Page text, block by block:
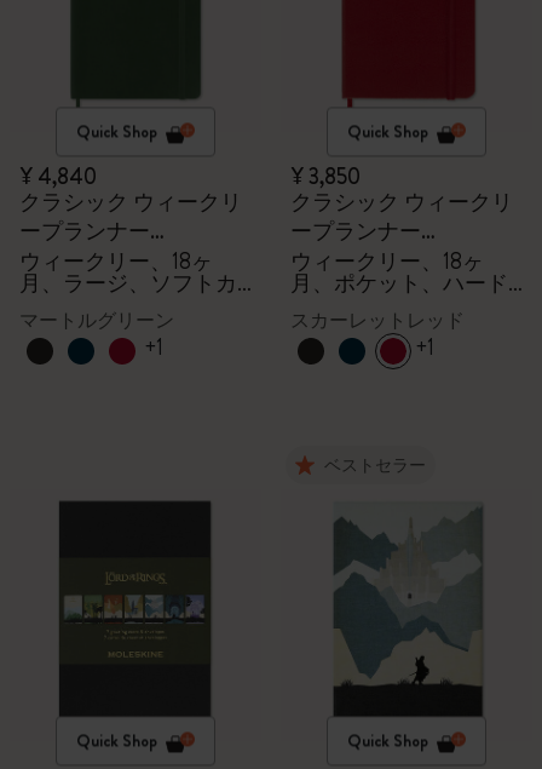
Quick Shop
¥ 4,840
クラシック ウィークリ
ープランナー
2026/2027
ウィークリー、18ヶ
月、ラージ、ソフトカ
マートルグリーン
+1
Quick Shop
¥ 3,850
クラシック ウィークリ
ープランナー
2026/2027
ウィークリー、18ヶ
月、ポケット、ハード
スカーレットレッド
+1
Quick Shop
ベストセラー
Quick Shop